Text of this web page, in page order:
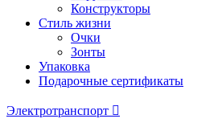
Конструкторы
Стиль жизни
Очки
Зонты
Упаковка
Подарочные сертификаты
Электротранспорт